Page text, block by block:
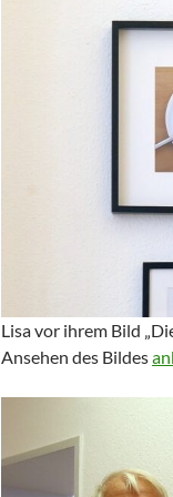
Lisa vor ihrem Bild
Ansehen des Bildes